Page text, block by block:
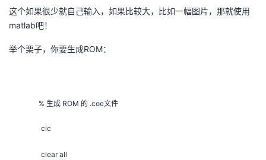
这个如果很少就自己输入，如果比较大，比如一幅图片，那就使用
matlab吧！
举个栗子，你要生成ROM：
% 生成 ROM 的 .coe文件
clc
clear all